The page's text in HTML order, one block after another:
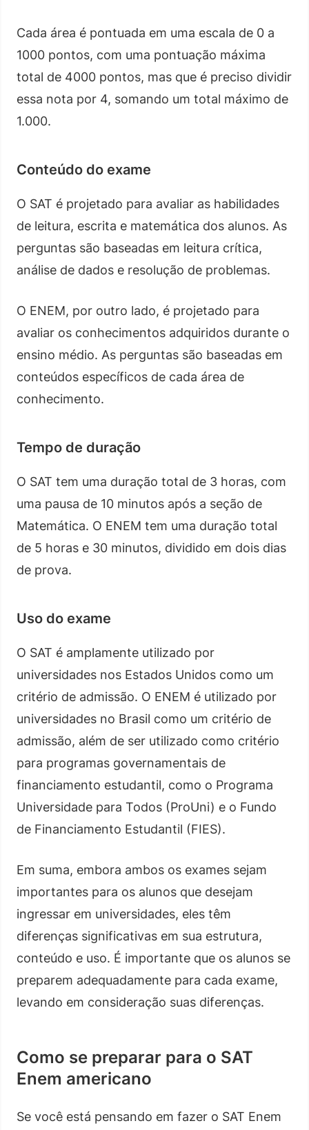
Cada área é pontuada em uma escala de 0 a
1000 pontos, com uma pontuação máxima
total de 4000 pontos, mas que é preciso dividir
essa nota por 4, somando um total máximo de
1.000.
Conteúdo do exame
O SAT é projetado para avaliar as habilidades
de leitura, escrita e matemática dos alunos. As
perguntas são baseadas em leitura crítica,
análise de dados e resolução de problemas.
O ENEM, por outro lado, é projetado para
avaliar os conhecimentos adquiridos durante o
ensino médio. As perguntas são baseadas em
conteúdos específicos de cada área de
conhecimento.
Tempo de duração
O SAT tem uma duração total de 3 horas, com
uma pausa de 10 minutos após a seção de
Matemática. O ENEM tem uma duração total
de 5 horas e 30 minutos, dividido em dois dias
de prova.
Uso do exame
O SAT é amplamente utilizado por
universidades nos Estados Unidos como um
critério de admissão. O ENEM é utilizado por
universidades no Brasil como um critério de
admissão, além de ser utilizado como critério
para programas governamentais de
financiamento estudantil, como o Programa
Universidade para Todos (ProUni) e o Fundo
de Financiamento Estudantil (FIES).
Em suma, embora ambos os exames sejam
importantes para os alunos que desejam
ingressar em universidades, eles têm
diferenças significativas em sua estrutura,
conteúdo e uso. É importante que os alunos se
preparem adequadamente para cada exame,
levando em consideração suas diferenças.
Como se preparar para o SAT
Enem americano
Se você está pensando em fazer o SAT Enem